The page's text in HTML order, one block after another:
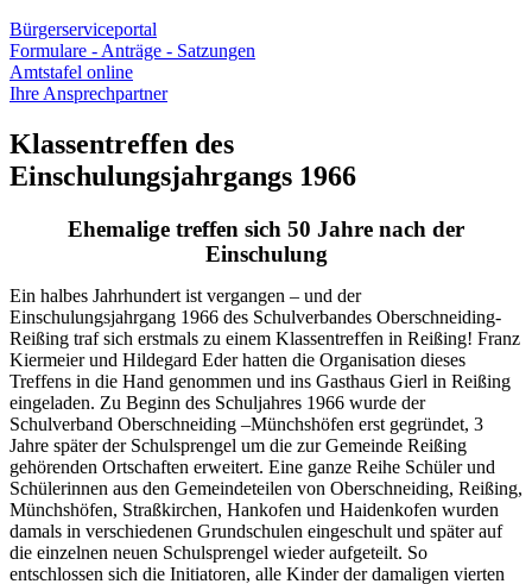
Bürgerserviceportal
Formulare - Anträge - Satzungen
Amtstafel online
Ihre Ansprechpartner
Klassentreffen des
Einschulungsjahrgangs 1966
Ehemalige treffen sich 50 Jahre nach der
Einschulung
Ein halbes Jahrhundert ist vergangen – und der
Einschulungsjahrgang 1966 des Schulverbandes Oberschneiding-
Reißing traf sich erstmals zu einem Klassentreffen in Reißing! Franz
Kiermeier und Hildegard Eder hatten die Organisation dieses
Treffens in die Hand genommen und ins Gasthaus Gierl in Reißing
eingeladen. Zu Beginn des Schuljahres 1966 wurde der
Schulverband Oberschneiding –Münchshöfen erst gegründet, 3
Jahre später der Schulsprengel um die zur Gemeinde Reißing
gehörenden Ortschaften erweitert. Eine ganze Reihe Schüler und
Schülerinnen aus den Gemeindeteilen von Oberschneiding, Reißing,
Münchshöfen, Straßkirchen, Hankofen und Haidenkofen wurden
damals in verschiedenen Grundschulen eingeschult und später auf
die einzelnen neuen Schulsprengel wieder aufgeteilt. So
entschlossen sich die Initiatoren, alle Kinder der damaligen vierten